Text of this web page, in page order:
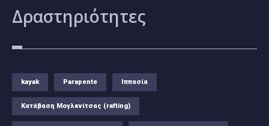
Δραστηριότητες
kayak Parapente Ιππασία
Κατάβαση Μογλενίτσας (rafting)